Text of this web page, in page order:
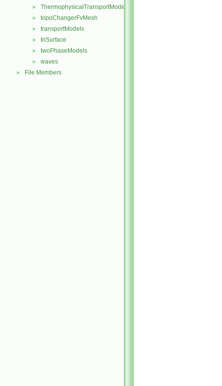
► ThermophysicalTransportModels
► topoChangerFvMesh
► transportModels
► triSurface
► twoPhaseModels
► waves
► File Members